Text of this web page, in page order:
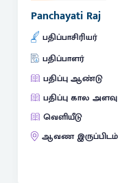
Panchayati Raj
பதிப்பாசிரியர்
பதிப்பாளர்
பதிப்பு ஆண்டு
பதிப்பு கால அளவு
வெளியீடு
ஆவண இருப்பிடம்